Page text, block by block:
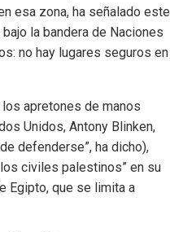
esa zona, ha señalado este
la bandera de Naciones
no hay lugares seguros en
apretones de manos
Unidos, Antony Blinken,
defenderse”, ha dicho),
civiles palestinos” en su
Egipto, que se limita a